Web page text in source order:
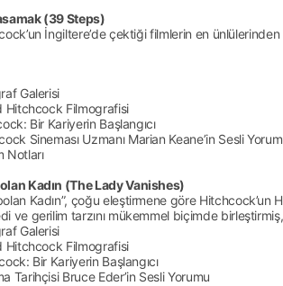
(39 Steps)
İngiltere’de çektiği filmlerin en
Galerisi
Hitchcock Filmografisi
Bir Kariyerin Başlangıcı
Sineması Uzmanı Marian Keane’in Sesli
Notları
Kadın (The Lady Vanishes)
Kadın”, çoğu eleştirmene göre Hitchcock’un
ve gerilim tarzını mükemmel biçimde
Galerisi
Hitchcock Filmografisi
Bir Kariyerin Başlangıcı
Tarihçisi Bruce Eder’in Sesli Yorumu